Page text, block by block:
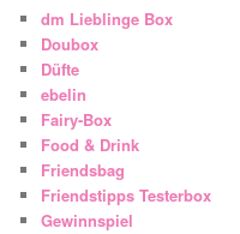
dm Lieblinge Box
Doubox
Düfte
ebelin
Fairy-Box
Food & Drink
Friendsbag
Friendstipps Testerbox
Gewinnspiel